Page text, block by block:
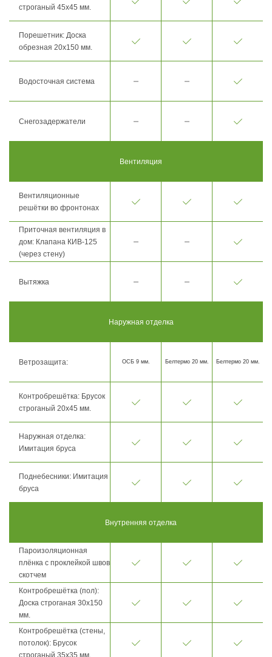
строганый 45х45 мм.
Порешетник: Доска
обрезная 20х150 мм.
Водосточная система
Снегозадержатели
Вентиляция
Вентиляционные
решётки во фронтонах
Приточная вентиляция в
дом: Клапана КИВ-125
(через стену)
Вытяжка
Наружная отделка
Ветрозащита: ОСБ 9 мм. Белтермо 20 мм. Белтермо 20 мм.
Контробрешётка: Брусок
строганый 20х45 мм.
Наружная отделка:
Имитация бруса
Поднебесники: Имитация
бруса
Внутренняя отделка
Пароизоляционная
плёнка с проклейкой швов
скотчем
Контробрешётка (пол):
Доска строганая 30х150
мм.
Контробрешётка (стены,
потолок): Брусок
строганый 35х35 мм.